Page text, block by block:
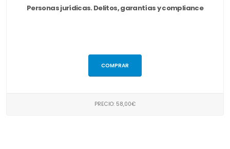
Personas jurídicas. Delitos, garantías y compliance
COMPRAR
PRECIO: 58,00€